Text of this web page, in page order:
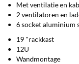
Met ventilatie en
2 ventilatoren en
6 socket aluminium
19 "rackkast
12U
Wandmontage